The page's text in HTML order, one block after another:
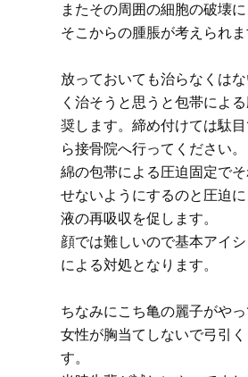
またその周囲の細胞の破壊に
そこからの腫脹が考えられま
放っておいても治らなくは
く治そうと思うと包帯によ
奨します。締め付けては駄
ら接骨院へ行ってください。
綿の包帯による圧迫固定で
せないようにするのと圧迫
液の再吸収を促します。
顔では難しいので基本アイ
による対処となります。
ちなみにこち亀の麗子がや
女性が胸当てしないで弓引
す。